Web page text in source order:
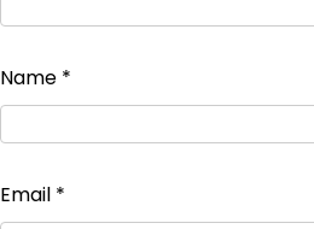
Name *
Email *